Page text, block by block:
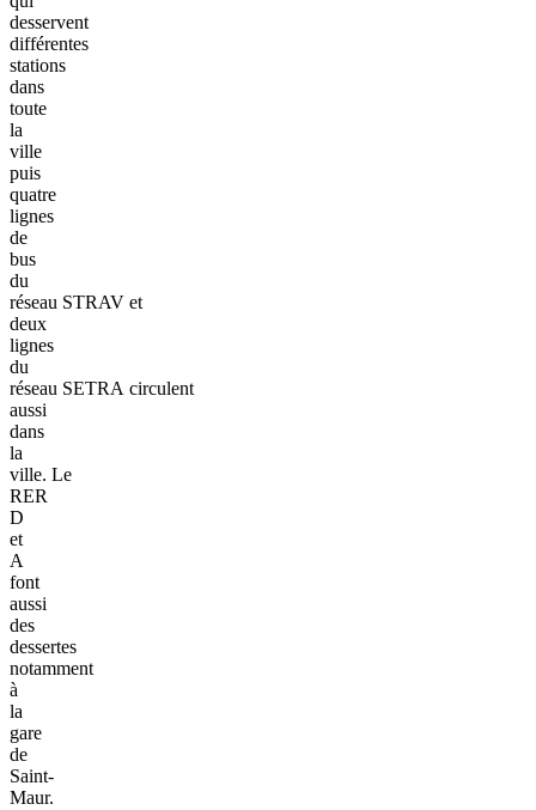
desservent
différentes
stations
dans
toute
la
ville
puis
quatre
lignes
de
bus
du
réseau STRAV et
deux
lignes
du
réseau SETRA circulent
aussi
dans
la
ville. Le
RER
D
et
A
font
aussi
des
dessertes
notamment
à
la
gare
de
Saint-
Maur.